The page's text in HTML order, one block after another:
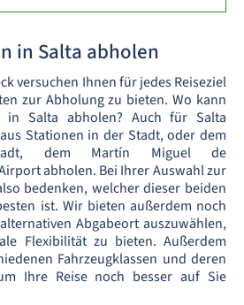
in Salta abholen
versuchen Ihnen für jedes Reiseziel
zur Abholung zu bieten. Wo kann
in Salta abholen? Auch für Salta
Stationen in der Stadt, oder dem
dem Martín Miguel de
abholen. Bei Ihrer Auswahl zur
bedenken, welcher dieser beiden
ist. Wir bieten außerdem noch
Abgabeort auszuwählen,
Flexibilität zu bieten. Außerdem
Fahrzeugklassen und deren
Ihre Reise noch besser auf Sie